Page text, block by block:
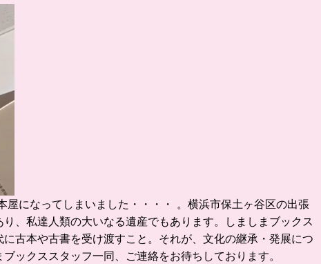
になってしまいました・・・・ 。 横浜市保土ヶ谷区の出張
、私達人類の大いなる遺産でもあります。
しましまブックス
古本や古書を受け渡すこと。 それが、文化の継承・発展につ
ックススタッフ一同、ご連絡をお待ちしております。